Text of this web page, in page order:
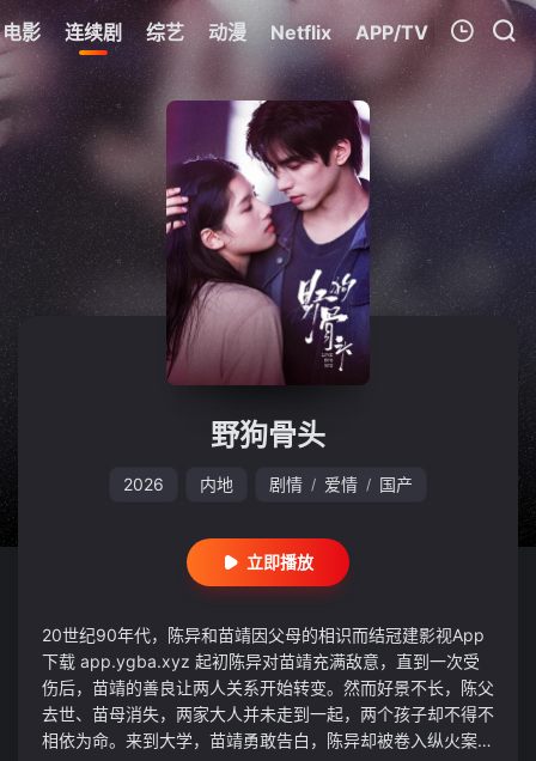
电影 连续剧 综艺 动漫 Netflix APP/TV
我的观影记录
暂无观看影片的记录
野狗骨头
2026 内地 剧情 / 爱情 / 国产
立即播放
20世纪90年代，陈异和苗靖因父母的相识而结冠建影视App
下载 app.ygba.xyz 起初陈异对苗靖充满敌意，直到一次受
伤后，苗靖的善良让两人关系开始转变。然而好景不长，陈父
去世、苗母消失，两家大人并未走到一起，两个孩子却不得不
相依为命。来到大学，苗靖勇敢告白，陈异却被卷入纵火案，